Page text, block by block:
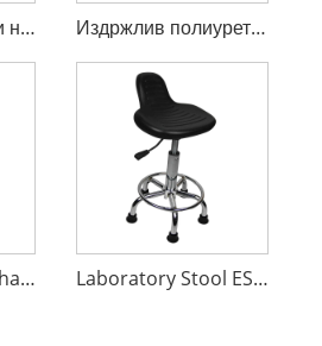
ЕСД антистатички нерѓосувачки стол Издржлив полиуретански ESD лабораториски стол
ESD Pu Leather Chair Foot Rest Laboratory Stool ESD Chair